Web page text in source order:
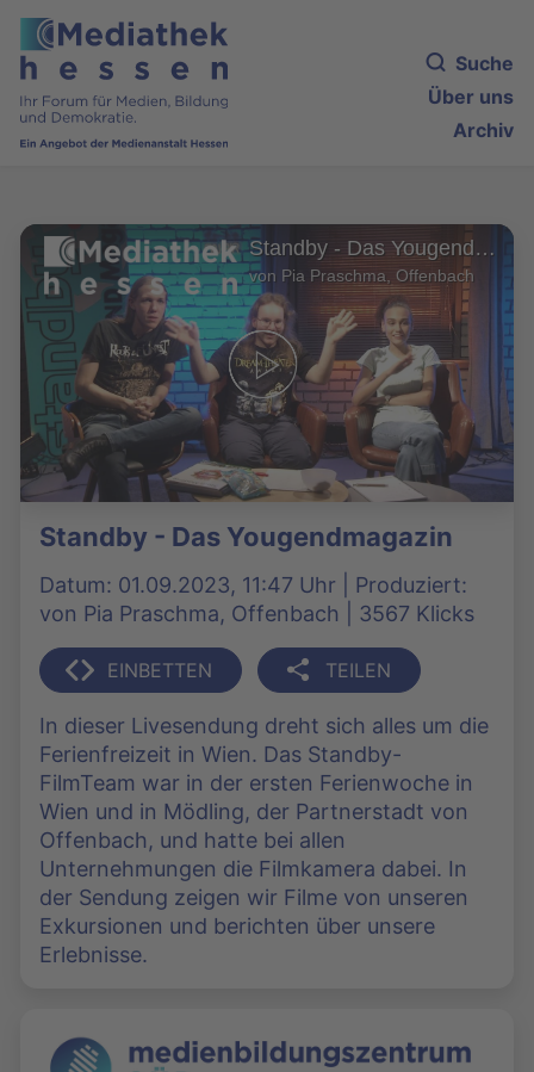
Suche
Über uns
Archiv
Standby - Das Yougendmagazin
von Pia Praschma, Offenbach
Standby - Das Yougendmagazin
Datum: 01.09.2023, 11:47 Uhr | Produziert:
von Pia Praschma, Offenbach | 3567 Klicks
EINBETTEN TEILEN
In dieser Livesendung dreht sich alles um die
Ferienfreizeit in Wien. Das Standby-
FilmTeam war in der ersten Ferienwoche in
Wien und in Mödling, der Partnerstadt von
Offenbach, und hatte bei allen
Unternehmungen die Filmkamera dabei. In
der Sendung zeigen wir Filme von unseren
Exkursionen und berichten über unsere
Erlebnisse.